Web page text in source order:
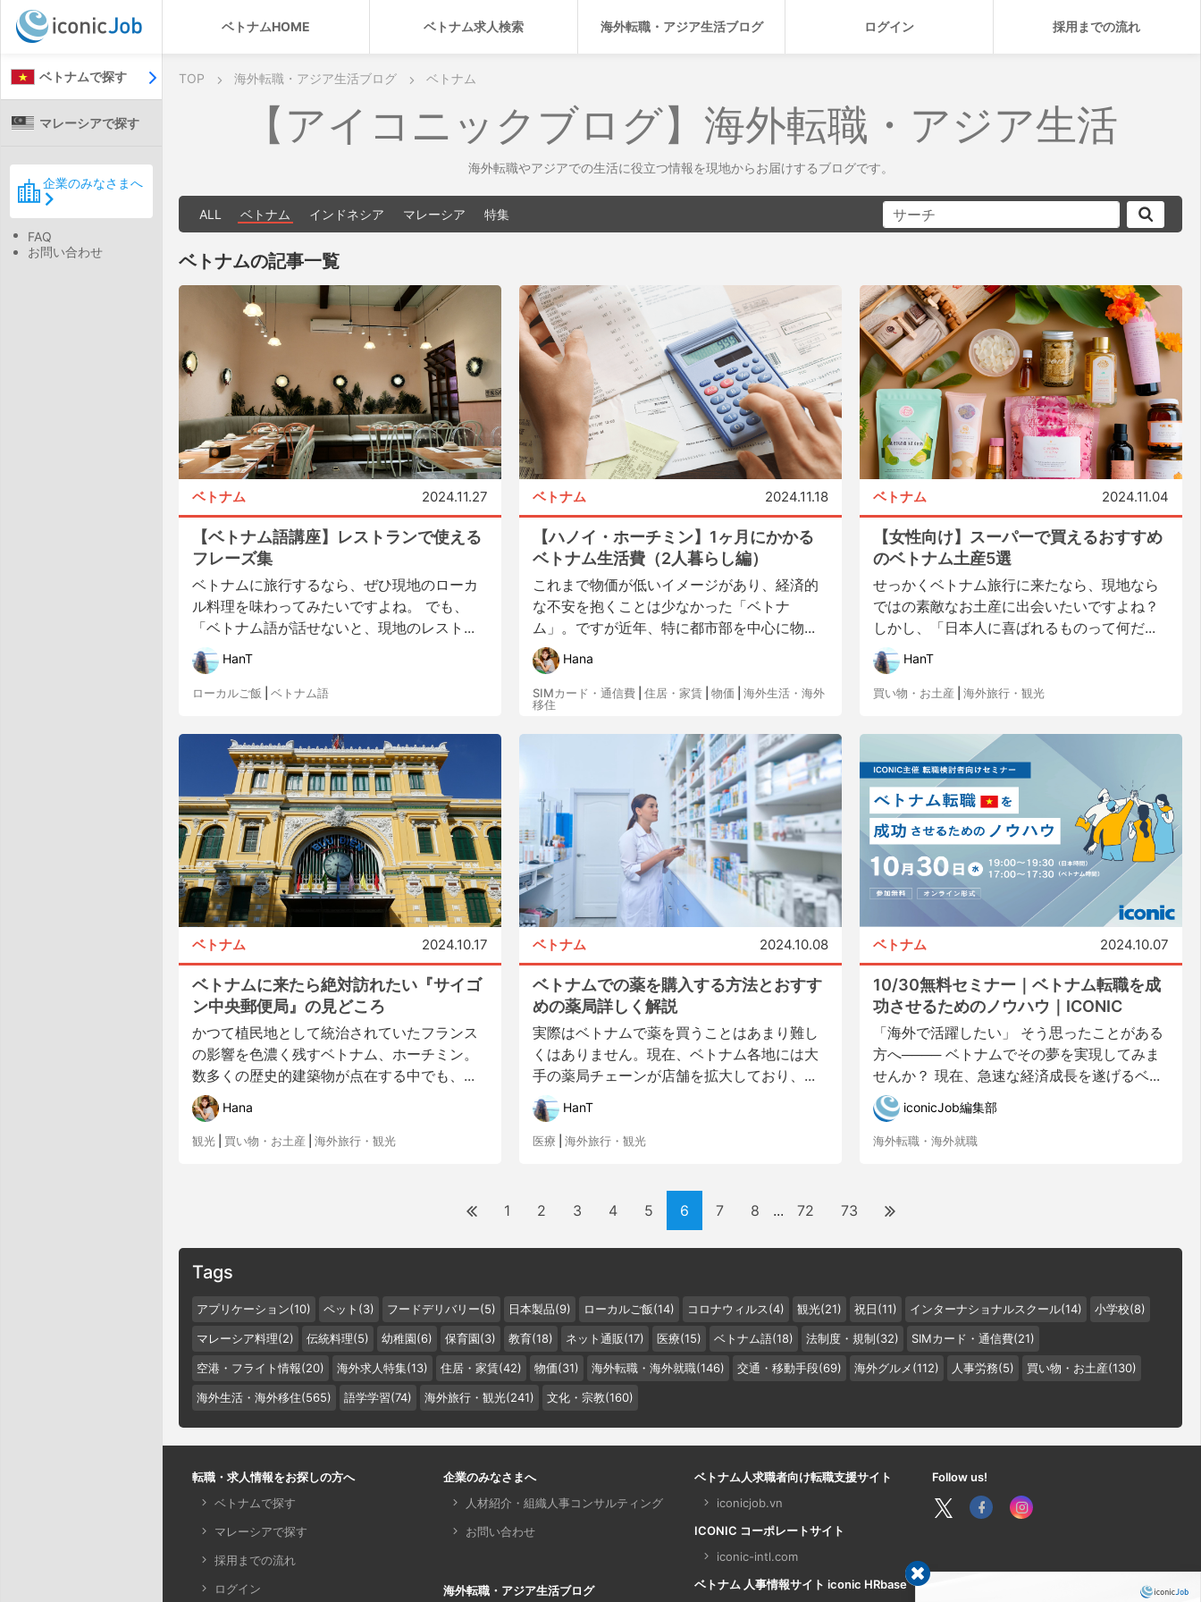
ベトナムHOME ベトナム求人検索 海外転職・アジア生活ブログ ログイン 採用までの流れ
ベトナムで探す
マレーシアで探す
企業のみなさまへ
FAQ
お問い合わせ
TOP 海外転職・アジア生活ブログ ベトナム
【アイコニックブログ】海外転職・アジア生活
海外転職やアジアでの生活に役立つ情報を現地からお届けするブログです。
ALL ベトナム インドネシア マレーシア 特集
ベトナムの記事一覧
ベトナム 2024.11.27
【ベトナム語講座】レストランで使える
フレーズ集
ベトナムに旅行するなら、ぜひ現地のローカ
ル料理を味わってみたいですよね。 でも、
「ベトナム語が話せないと、現地のレスト...
HanT
ローカルご飯 ベトナム語
ベトナム 2024.11.18
【ハノイ・ホーチミン】1ヶ月にかかる
ベトナム生活費（2人暮らし編）
これまで物価が低いイメージがあり、経済的
な不安を抱くことは少なかった「ベトナ
ム」。ですが近年、特に都市部を中心に物...
Hana
SIMカード・通信費 住居・家賃 物価
海外生活・海外
移住
ベトナム 2024.11.04
【女性向け】スーパーで買えるおすすめ
のベトナム土産5選
せっかくベトナム旅行に来たなら、現地なら
ではの素敵なお土産に出会いたいですよね？
しかし、「日本人に喜ばれるものって何だ...
HanT
買い物・お土産 海外旅行・観光
ベトナム 2024.10.17
ベトナムに来たら絶対訪れたい『サイゴ
ン中央郵便局』の見どころ
かつて植民地として統治されていたフランス
の影響を色濃く残すベトナム、ホーチミン。
数多くの歴史的建築物が点在する中でも、...
Hana
観光 買い物・お土産 海外旅行・観光
ベトナム 2024.10.08
ベトナムでの薬を購入する方法とおすす
めの薬局詳しく解説
実際はベトナムで薬を買うことはあまり難し
くはありません。現在、ベトナム各地には大
手の薬局チェーンが店舗を拡大しており、...
HanT
医療 海外旅行・観光
ベトナム 2024.10.07
10/30無料セミナー｜ベトナム転職を成
功させるためのノウハウ｜ICONIC
「海外で活躍したい」 そう思ったことがある
方へ──── ベトナムでその夢を実現してみま
せんか？ 現在、急速な経済成長を遂げるベ...
iconicJob編集部
海外転職・海外就職
1 2 3 4 5 6 7 8 72 73
Tags
アプリケーション(10) ペット(3) フードデリバリー(5) 日本製品(9) ローカルご飯(14) コロナウィルス(4) 観光(21) 祝日(11) インターナショナルスクール(14) 小学校(8)
マレーシア料理(2) 伝統料理(5) 幼稚園(6) 保育園(3) 教育(18) ネット通販(17) 医療(15) ベトナム語(18) 法制度・規制(32) SIMカード・通信費(21)
空港・フライト情報(20) 海外求人特集(13) 住居・家賃(42) 物価(31) 海外転職・海外就職(146) 交通・移動手段(69) 海外グルメ(112) 人事労務(5) 買い物・お土産(130)
海外生活・海外移住(565) 語学学習(74) 海外旅行・観光(241) 文化・宗教(160)
転職・求人情報をお探しの方へ
ベトナムで探す
マレーシアで探す
採用までの流れ
ログイン
企業のみなさまへ
人材紹介・組織人事コンサルティング
お問い合わせ
海外転職・アジア生活ブログ
ベトナム人求職者向け転職支援サイト
iconicjob.vn
ICONIC コーポレートサイト
iconic-intl.com
ベトナム 人事情報サイト iconic HRbase
Follow us!